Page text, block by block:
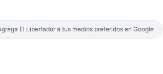
El Libertador a tus medios preferidos en Google